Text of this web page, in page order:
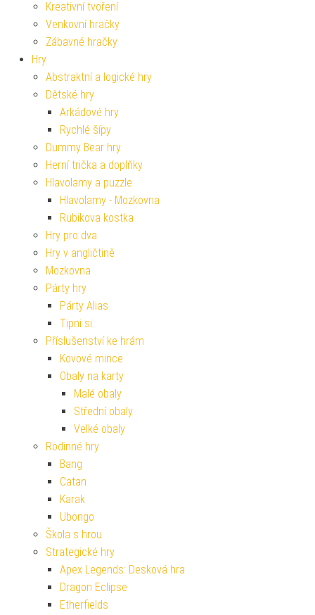
Kreativní tvoření
Venkovní hračky
Zábavné hračky
Hry
Abstraktní a logické hry
Dětské hry
Arkádové hry
Rychlé šípy
Dummy Bear hry
Herní trička a doplňky
Hlavolamy a puzzle
Hlavolamy - Mozkovna
Rubikova kostka
Hry pro dva
Hry v angličtině
Mozkovna
Párty hry
Párty Alias
Tipni si
Příslušenství ke hrám
Kovové mince
Obaly na karty
Malé obaly
Střední obaly
Velké obaly
Rodinné hry
Bang
Catan
Karak
Ubongo
Škola s hrou
Strategické hry
Apex Legends: Desková hra
Dragon Eclipse
Etherfields